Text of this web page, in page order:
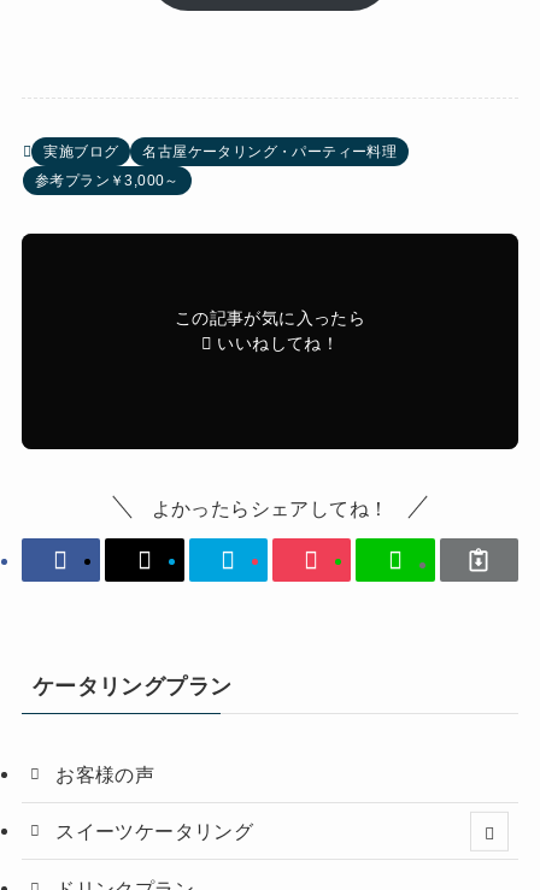
実施ブログ
名古屋ケータリング・パーティー料理
参考プラン￥3,000～
この記事が気に入ったら
いいねしてね！
よかったらシェアしてね！
ケータリングプラン
お客様の声
スイーツケータリング